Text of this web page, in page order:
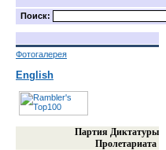
Поиск:
Фотогалерея
English
Партия Диктатуры
Пролетариата